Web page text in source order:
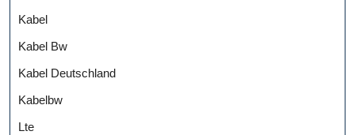
Kabel
Kabel Bw
Kabel Deutschland
Kabelbw
Lte